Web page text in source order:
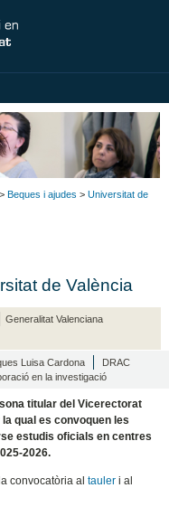
> Beques i ajudes > Universitat de
de València
Generalitat Valenciana
Luisa Cardona
DRAC
en la investigació
titular del Vicerectorat
qual es convoquen les
estudis oficials en centres
2026.
convocatòria altauleri al